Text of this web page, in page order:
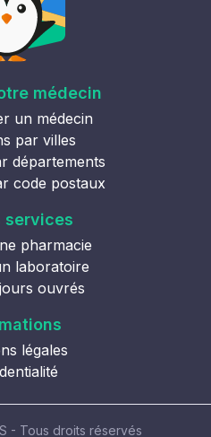
médecin
un médecin
par villes
départements
code postaux
services
pharmacie
laboratoire
ouvrés
légales
- Tous droits réservés